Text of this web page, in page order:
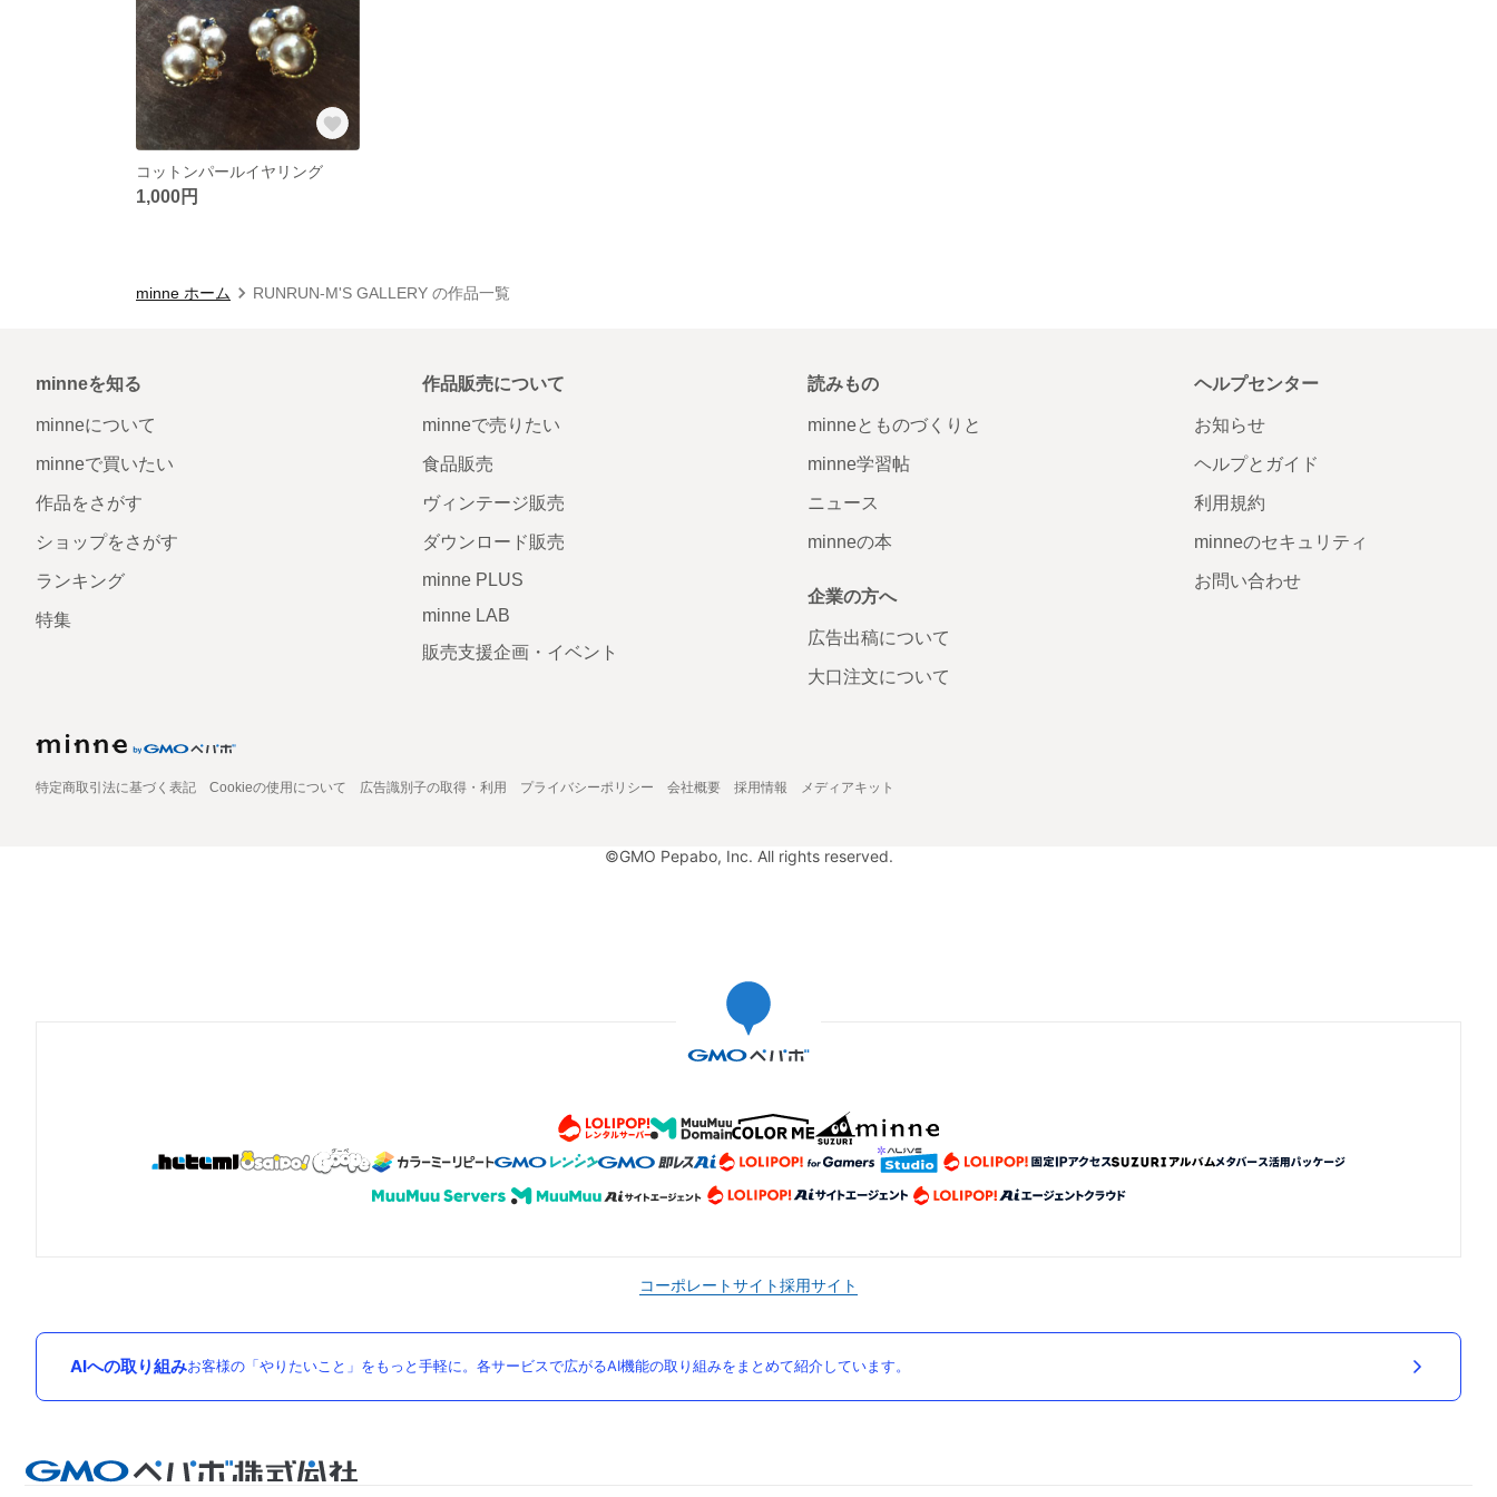
コットンパールイヤリング
1,000円
minne ホーム RUNRUN-M'S GALLERY の作品一覧
minneを知る
minneについて
minneで買いたい
作品をさがす
ショップをさがす
ランキング
特集
作品販売について
minneで売りたい
食品販売
ヴィンテージ販売
ダウンロード販売
minne PLUS
minne LAB
販売支援企画・イベント
読みもの
minneとものづくりと
minne学習帖
ニュース
minneの本
企業の方へ
広告出稿について
大口注文について
ヘルプセンター
お知らせ
ヘルプとガイド
利用規約
minneのセキュリティ
お問い合わせ
特定商取引法に基づく表記 Cookieの使用について 広告識別子の取得・利用 プライバシーポリシー 会社概要 採用情報 メディアキット
©GMO Pepabo, Inc. All rights reserved.
コーポレートサイト採用サイト
AIへの取り組みお客様の「やりたいこと」をもっと手軽に。各サービスで広がるAI機能の取り組みをまとめて紹介しています。